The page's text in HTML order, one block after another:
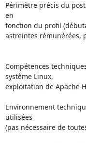
Périmètre précis du
en
fonction du profil
astreintes rémunérées,
Compétences
système Linux,
exploitation de Apache
Environnement
utilisées
(pas nécessaire de